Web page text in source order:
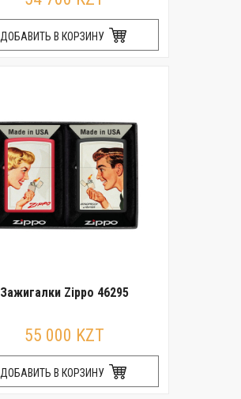
ДОБАВИТЬ В КОРЗИНУ
Зажигалки Zippo 46295
55 000 KZT
ДОБАВИТЬ В КОРЗИНУ